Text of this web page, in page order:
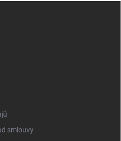
smlouvy